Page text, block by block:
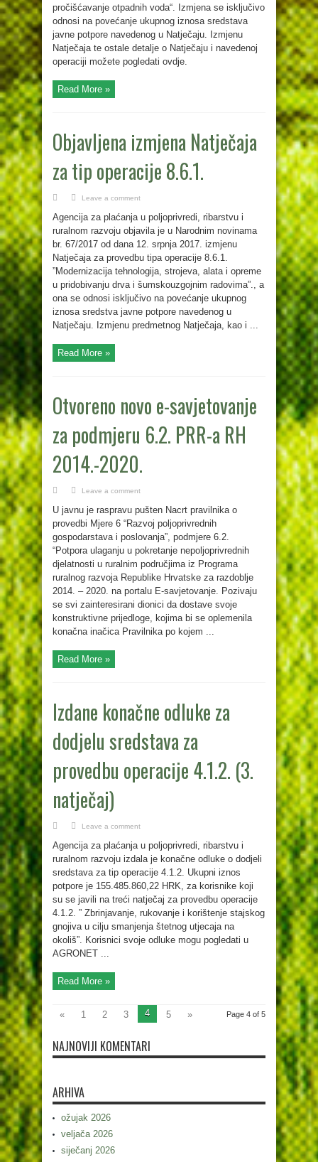
pročišćavanje otpadnih voda“. Izmjena se isključivo
odnosi na povećanje ukupnog iznosa sredstava
javne potpore navedenog u Natječaju. Izmjenu
Natječaja te ostale detalje o Natječaju i navedenoj
operaciji možete pogledati ovdje.
Read More »
Objavljena izmjena Natječaja
za tip operacije 8.6.1.
Leave a comment
Agencija za plaćanja u poljoprivredi, ribarstvu i
ruralnom razvoju objavila je u Narodnim novinama
br. 67/2017 od dana 12. srpnja 2017. izmjenu
Natječaja za provedbu tipa operacije 8.6.1.
”Modernizacija tehnologija, strojeva, alata i opreme
u pridobivanju drva i šumskouzgojnim radovima”., a
ona se odnosi isključivo na povećanje ukupnog
iznosa sredstva javne potpore navedenog u
Natječaju. Izmjenu predmetnog Natječaja, kao i ...
Read More »
Otvoreno novo e-savjetovanje
za podmjeru 6.2. PRR-a RH
2014.-2020.
Leave a comment
U javnu je raspravu pušten Nacrt pravilnika o
provedbi Mjere 6 “Razvoj poljoprivrednih
gospodarstava i poslovanja”, podmjere 6.2.
“Potpora ulaganju u pokretanje nepoljoprivrednih
djelatnosti u ruralnim područjima iz Programa
ruralnog razvoja Republike Hrvatske za razdoblje
2014. – 2020. na portalu E-savjetovanje. Pozivaju
se svi zainteresirani dionici da dostave svoje
konstruktivne prijedloge, kojima bi se oplemenila
konačna inačica Pravilnika po kojem ...
Read More »
Izdane konačne odluke za
dodjelu sredstava za
provedbu operacije 4.1.2. (3.
natječaj)
Leave a comment
Agencija za plaćanja u poljoprivredi, ribarstvu i
ruralnom razvoju izdala je konačne odluke o dodjeli
sredstava za tip operacije 4.1.2. Ukupni iznos
potpore je 155.485.860,22 HRK, za korisnike koji
su se javili na treći natječaj za provedbu operacije
4.1.2. ” Zbrinjavanje, rukovanje i korištenje stajskog
gnojiva u cilju smanjenja štetnog utjecaja na
okoliš”. Korisnici svoje odluke mogu pogledati u
AGRONET ...
Read More »
Page 4 of 5
« 1 2 3 4 5 »
NAJNOVIJI KOMENTARI
ARHIVA
ožujak 2026
veljača 2026
siječanj 2026